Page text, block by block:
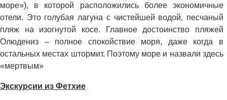
море»), в которой расположились более экономичные
отели. Это голубая лагуна с чистейшей водой, песчаный
пляж на изогнутой косе. Главное достоинство пляжей
Олюдениз – полное спокойствие моря, даже когда в
остальных местах штормит. Поэтому море и назвали здесь
«мертвым»
Экскурсии из Фетхие